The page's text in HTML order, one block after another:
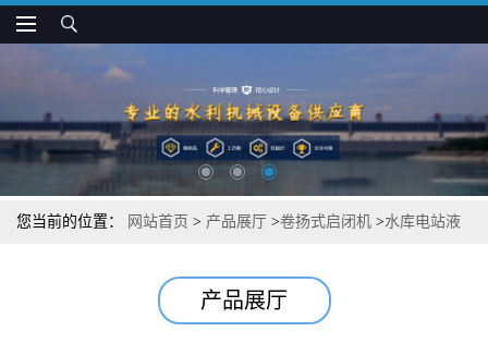
您当前的位置： 网站首页 > 产品展厅 >卷扬式启闭机 >水库电站液
产品展厅